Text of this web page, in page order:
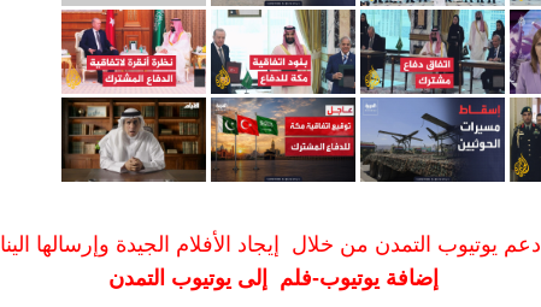
ادعم يوتيوب التمدن من خلال إيجاد الأفلام الجيدة وإرسالها الينا
إضافة يوتيوب-فلم إلى يوتيوب التمدن